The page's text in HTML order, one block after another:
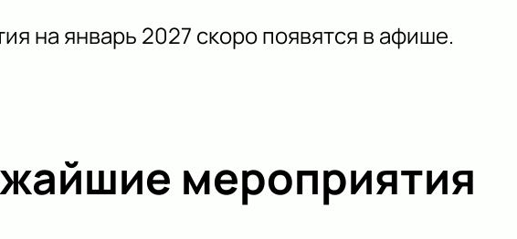
на январь 2027 скоро появятся в афише.
мероприятия